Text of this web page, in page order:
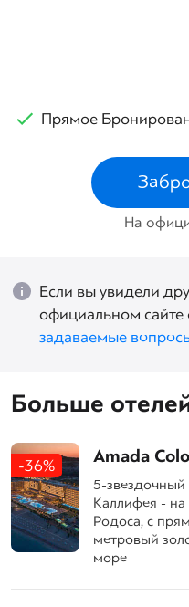
Прямое
На
Если вы увидели
официальном сайте
задаваемые
Больше
-36% Amada
5-
Каллифея -
Родоса, с
метровый
море